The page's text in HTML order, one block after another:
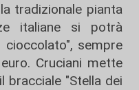
tradizionale pianta
italiane si potrà
cioccolato", sempre
Cruciani mette
bracciale "Stella dei